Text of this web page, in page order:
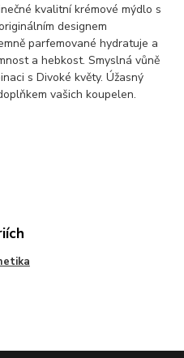
kvalitní krémové mýdlo s
designem
parfemované hydratuje a
a hebkost. Smyslná vůně
s Divoké květy. Úžasný
vašich koupelen.